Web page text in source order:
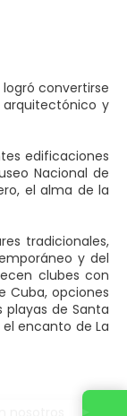
convertirse
arquitectónico y
edificaciones
Nacional de
el alma de la
tradicionales,
y del
clubes con
Cuba, opciones
de Santa
encanto de La